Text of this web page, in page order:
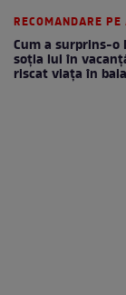
RECOMANDARE PE
Cum a surprins-o
soția lui în
riscat viața în